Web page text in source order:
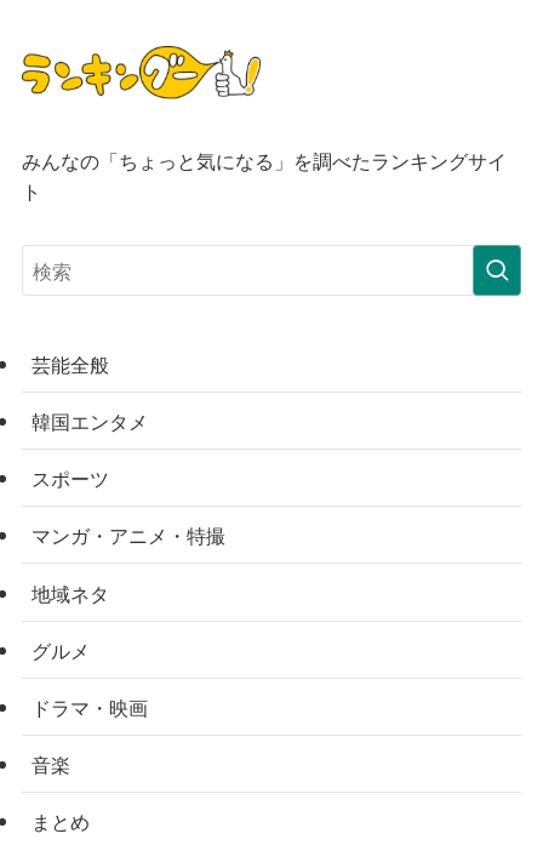
みんなの「ちょっと気になる」を調べたランキングサイ
ト
芸能全般
韓国エンタメ
スポーツ
マンガ・アニメ・特撮
地域ネタ
グルメ
ドラマ・映画
音楽
まとめ